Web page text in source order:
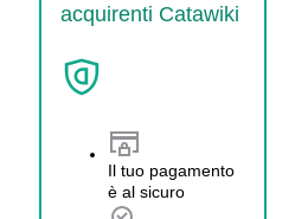
acquirenti Catawiki
Il tuo pagamento
è al sicuro